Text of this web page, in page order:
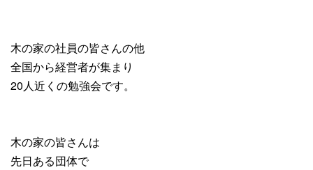
木の家の社員の皆さんの他
全国から経営者が集まり
20人近くの勉強会です。
木の家の皆さんは
先日ある団体で